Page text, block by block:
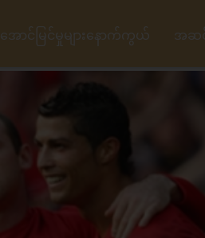
အောင်မြင်မှုများနောက်ကွယ် အဆ